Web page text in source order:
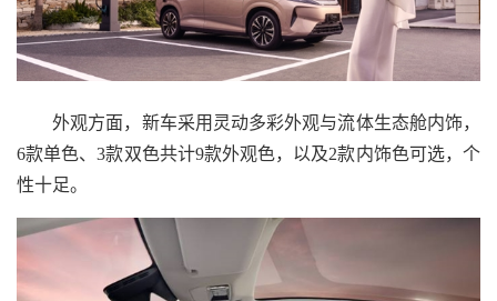
外观方面，新车采用灵动多彩外观与流体生态舱内饰，
6款单色、3款双色共计9款外观色，以及2款内饰色可选，个
性十足。